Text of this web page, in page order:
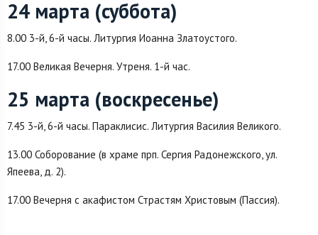
24 марта (суббота)
8.00 3-й, 6-й часы. Литургия Иоанна Златоустого.
17.00 Великая Вечерня. Утреня. 1-й час.
25 марта (воскресенье)
7.45 3-й, 6-й часы. Параклисис. Литургия Василия Великого.
13.00 Соборование (в храме прп. Сергия Радонежского, ул.
Япеева, д. 2).
17.00 Вечерня с акафистом Страстям Христовым (Пассия).